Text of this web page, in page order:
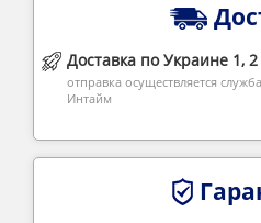
Доставка по Украине 1,
отправка осуществляется
Интайм